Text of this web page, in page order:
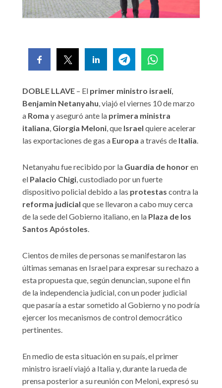
DOBLE LLAVE – El primer ministro israelí,
Benjamin Netanyahu, viajó el viernes 10 de marzo
a Roma y aseguró ante la primera ministra
italiana, Giorgia Meloni, que Israel quiere acelerar
las exportaciones de gas a Europa a través de Italia.
Netanyahu fue recibido por la Guardia de honoren
el Palacio Chigi, custodiado por un fuerte
dispositivo policial debido a las protestas contra la
reforma judicial que se llevaron a cabo muy cerca
de la sede del Gobierno italiano, en la Plaza de los
Santos Apóstoles.
Cientos de miles de personas se manifestaron las
últimas semanas en Israel para expresar su rechazo a
esta propuesta que, según denuncian, supone el fin
de la independencia judicial, con un poder judicial
que pasaría a estar sometido al Gobierno y no podría
ejercer los mecanismos de control democrático
pertinentes.
En medio de esta situación en su país, el primer
ministro israelí viajó a Italia y, durante la rueda de
prensa posterior a su reunión con Meloni, expresó su